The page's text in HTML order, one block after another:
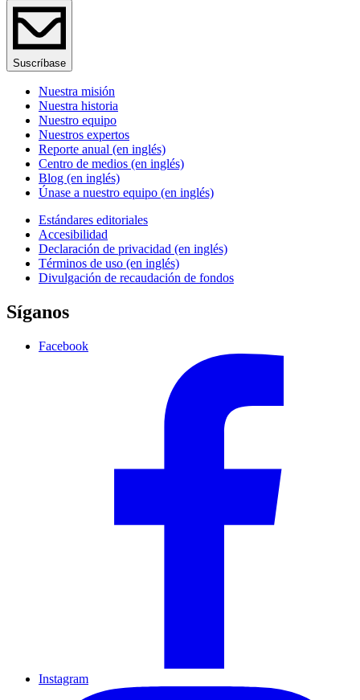
Suscríbase
Nuestra misión
Nuestra historia
Nuestro equipo
Nuestros expertos
Reporte anual (en inglés)
Centro de medios (en inglés)
Blog (en inglés)
Únase a nuestro equipo (en inglés)
Estándares editoriales
Accesibilidad
Declaración de privacidad (en inglés)
Términos de uso (en inglés)
Divulgación de recaudación de fondos
Síganos
Facebook
Instagram